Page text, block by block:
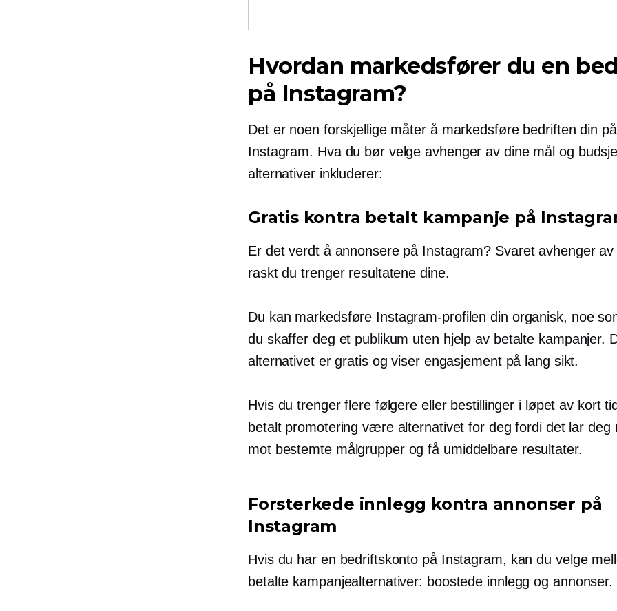
Hvordan markedsfører du en
på Instagram?
Det er noen forskjellige måter å markedsføre bedriften din på
Instagram. Hva du bør velge avhenger av dine mål og
alternativer inkluderer:
Gratis kontra betalt kampanje på
Er det verdt å annonsere på Instagram? Svaret avhenger
raskt du trenger resultatene dine.
Du kan markedsføre Instagram-profilen din organisk, noe
du skaffer deg et publikum uten hjelp av betalte kampanjer.
alternativet er gratis og viser engasjement på lang sikt.
Hvis du trenger flere følgere eller bestillinger i løpet av kort
betalt promotering være alternativet for deg fordi det lar deg
mot bestemte målgrupper og få umiddelbare resultater.
Forsterkede innlegg kontra annonser på
Instagram
Hvis du har en bedriftskonto på Instagram, kan du velge
betalte kampanjealternativer: boostede innlegg og annonser.